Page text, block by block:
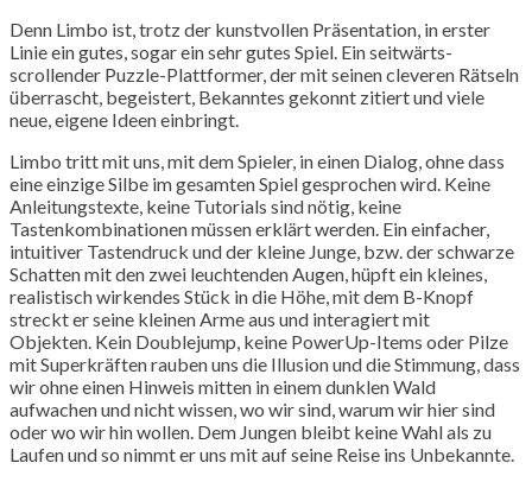
Denn Limbo ist, trotz der kunstvollen Präsentation, in erster
Linie ein gutes, sogar ein sehr gutes Spiel. Ein seitwärts-
scrollender Puzzle-Plattformer, der mit seinen cleveren Rätseln
überrascht, begeistert, Bekanntes gekonnt zitiert und viele
neue, eigene Ideen einbringt.
Limbo tritt mit uns, mit dem Spieler, in einen Dialog, ohne dass
eine einzige Silbe im gesamten Spiel gesprochen wird. Keine
Anleitungstexte, keine Tutorials sind nötig, keine
Tastenkombinationen müssen erklärt werden. Ein einfacher,
intuitiver Tastendruck und der kleine Junge, bzw. der schwarze
Schatten mit den zwei leuchtenden Augen, hüpft ein kleines,
realistisch wirkendes Stück in die Höhe, mit dem B-Knopf
streckt er seine kleinen Arme aus und interagiert mit
Objekten. Kein Doublejump, keine PowerUp-Items oder Pilze
mit Superkräften rauben uns die Illusion und die Stimmung, dass
wir ohne einen Hinweis mitten in einem dunklen Wald
aufwachen und nicht wissen, wo wir sind, warum wir hier sind
oder wo wir hin wollen. Dem Jungen bleibt keine Wahl als zu
Laufen und so nimmt er uns mit auf seine Reise ins Unbekannte.